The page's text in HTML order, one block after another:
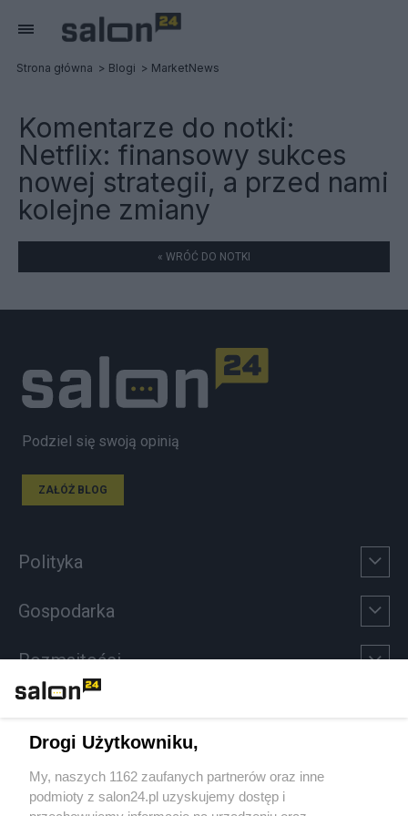
Strona główna Blogi MarketNews
Komentarze do notki:
Netflix: finansowy sukces
nowej strategii, a przed nami
kolejne zmiany
« WRÓĆ DO NOTKI
Podziel się swoją opinią
ZAŁÓŻ BLOG
Polityka
Gospodarka
Rozmaitości
Sport
Społeczeństwo
Drogi Użytkowniku,
My, naszych 1162 zaufanych partnerów oraz inne
podmioty z salon24.pl uzyskujemy dostęp i